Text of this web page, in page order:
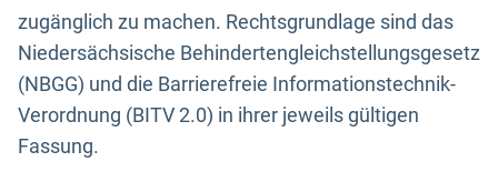
zugänglich zu machen. Rechtsgrundlage sind das
Niedersächsische Behindertengleichstellungsgesetz
(NBGG) und die Barrierefreie Informationstechnik-
Verordnung (BITV 2.0) in ihrer jeweils gültigen
Fassung.